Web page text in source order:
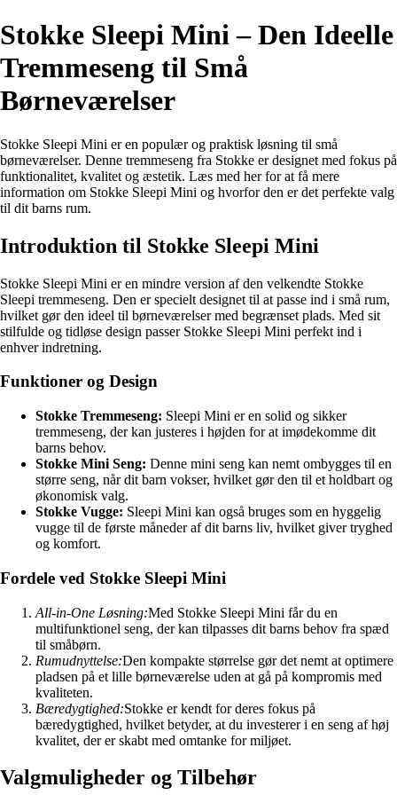
Stokke Sleepi Mini – Den Ideelle
Tremmeseng til Små
Børneværelser
Stokke Sleepi Mini er en populær og praktisk løsning til små
børneværelser. Denne tremmeseng fra Stokke er designet med fokus på
funktionalitet, kvalitet og æstetik. Læs med her for at få mere
information om Stokke Sleepi Mini og hvorfor den er det perfekte valg
til dit barns rum.
Introduktion til Stokke Sleepi Mini
Stokke Sleepi Mini er en mindre version af den velkendte Stokke
Sleepi tremmeseng. Den er specielt designet til at passe ind i små rum,
hvilket gør den ideel til børneværelser med begrænset plads. Med sit
stilfulde og tidløse design passer Stokke Sleepi Mini perfekt ind i
enhver indretning.
Funktioner og Design
Stokke Tremmeseng: Sleepi Mini er en solid og sikker
tremmeseng, der kan justeres i højden for at imødekomme dit
barns behov.
Stokke Mini Seng: Denne mini seng kan nemt ombygges til en
større seng, når dit barn vokser, hvilket gør den til et holdbart og
økonomisk valg.
Stokke Vugge: Sleepi Mini kan også bruges som en hyggelig
vugge til de første måneder af dit barns liv, hvilket giver tryghed
og komfort.
Fordele ved Stokke Sleepi Mini
All-in-One Løsning:Med Stokke Sleepi Mini får du en
multifunktionel seng, der kan tilpasses dit barns behov fra spæd
til småbørn.
Rumudnyttelse:Den kompakte størrelse gør det nemt at optimere
pladsen på et lille børneværelse uden at gå på kompromis med
kvaliteten.
Bæredygtighed:Stokke er kendt for deres fokus på
bæredygtighed, hvilket betyder, at du investerer i en seng af høj
kvalitet, der er skabt med omtanke for miljøet.
Valgmuligheder og Tilbehør